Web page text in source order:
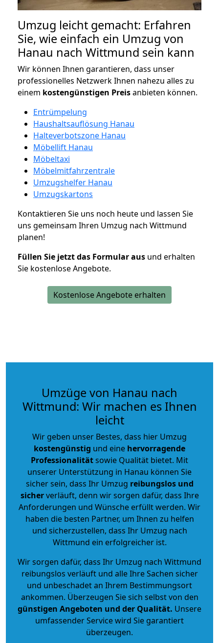
Umzug leicht gemacht: Erfahren
Sie, wie einfach ein Umzug von
Hanau nach Wittmund sein kann
Wir können Ihnen garantieren, dass unser
professionelles Netzwerk Ihnen nahezu alles zu
einem kostengünstigen Preisanbieten können.
Entrümpelung
Haushaltsauflösung Hanau
Halteverbotszone Hanau
Möbellift Hanau
Möbeltaxi
Möbelmitfahrzentrale
Umzugshelfer Hanau
Umzugskartons
Kontaktieren Sie uns noch heute und lassen Sie
uns gemeinsam Ihren Umzug nach Wittmund
planen!
Füllen Sie jetzt das Formular aus und erhalten
Sie kostenlose Angebote.
Kostenlose Angebote erhalten
Umzüge von Hanau nach
Wittmund: Wir machen es Ihnen
leicht
Wir geben unser Bestes, dass hier Umzug
kostengünstig und eine hervorragende
Professionalitätsowie Qualität bietet. Mit
unserer Unterstützung in Hanau können Sie
sicher sein, dass Ihr Umzug reibungslos und
sicherverläuft, denn wir sorgen dafür, dass Ihre
Anforderungen und Wünsche erfüllt werden. Wir
haben die besten Partner, um Ihnen zu helfen
und sicherzustellen, dass Ihr Umzug nach
Wittmund ein erfolgreicher ist.
Wir sorgen dafür, dass Ihr Umzug nach Wittmund
reibungslos verläuft und alle Ihre Sachen sicher
und unbeschadet an Ihrem Bestimmungsort
ankommen. Überzeugen Sie sich selbst von den
günstigen Angeboten und der Qualität. Unsere
umfassender Service wird Sie garantiert
überzeugen.